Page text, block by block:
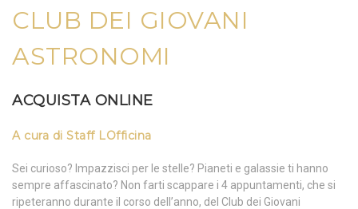
CLUB DEI GIOVANI
ASTRONOMI
ACQUISTA ONLINE
A cura di Staff LOfficina
Sei curioso? Impazzisci per le stelle? Pianeti e galassie ti hanno
sempre affascinato? Non farti scappare i 4 appuntamenti, che si
ripeteranno durante il corso dell’anno, del Club dei Giovani